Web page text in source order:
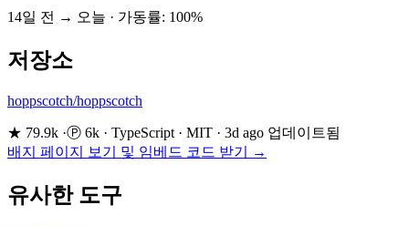
14일 전 → 오늘 · 가동률: 100%
저장소
hoppscotch/hoppscotch
★ 79.9k ·Ⓟ 6k · TypeScript · MIT · 3d ago 업데이트됨
배지 페이지 보기 및 임베드 코드 받기 →
유사한 도구